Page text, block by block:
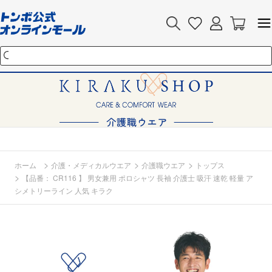
ホーム > 介護・メディカルウエア > 介護職ウエア > トップス
>
【品番： CR116 】 男女兼用 ポロシャツ 長袖 介護士 吸汗 速乾 軽量 ア
シメトリーライン 人気 キラク